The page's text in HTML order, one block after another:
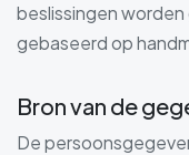
beslissingen
gebaseerd op
Bron van de
De